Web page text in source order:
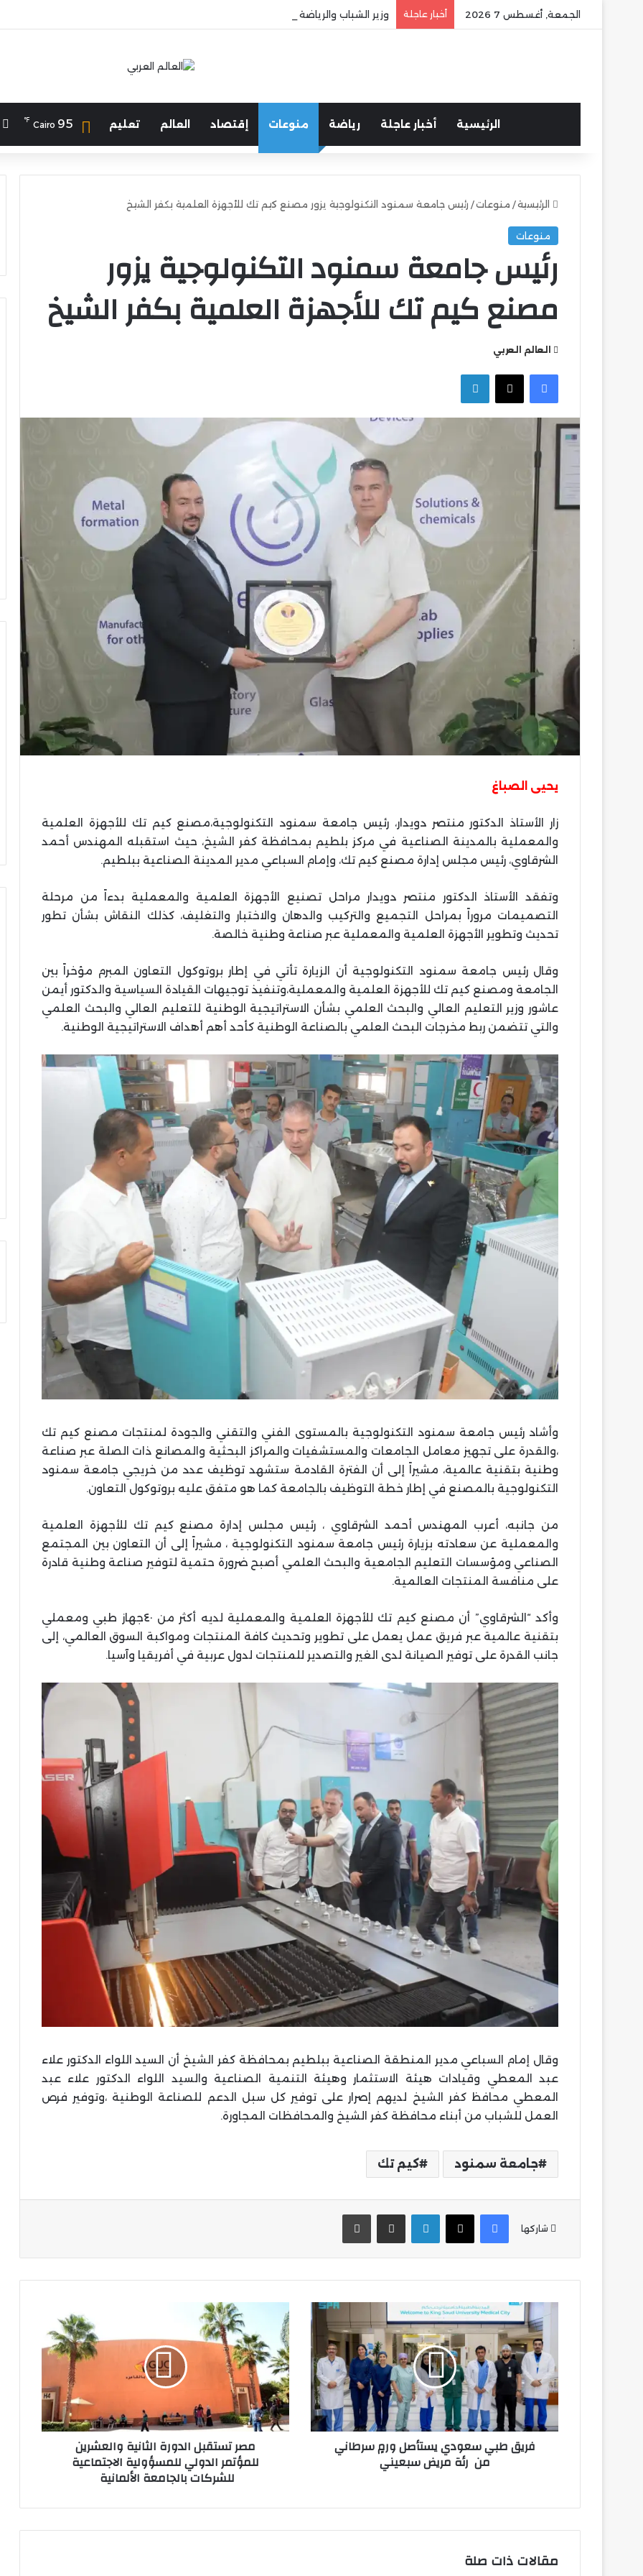
الجمعة, أغسطس 7 2026 أخبار عاجلة وزير الشباب والرياضة يهنئ منتخب مصر للشطرنج
الرئيسية أخبار عاجلة رياضة منوعات إقتصاد العالم تعليم Cairo 95
℉
الرئيسية/ منوعات/ رئيس جامعة سمنود التكنولوجية يزور مصنع كيم تك للأجهزة العلمية بكفر الشيخ
منوعات
رئيس جامعة سمنود التكنولوجية يزور
مصنع كيم تك للأجهزة العلمية بكفر الشيخ
العالم العربي
فيسبوك
‫X لينكدإن
يحيى الصباغ
زار الأستاذ الدكتور منتصر دويدار، رئيس جامعة سمنود التكنولوجية،مصنع كيم تك للأجهزة العلمية
والمعملية بالمدينة الصناعية في مركز بلطيم بمحافظة كفر الشيخ، حيث استقبله المهندس أحمد
الشرقاوي، رئيس مجلس إدارة مصنع كيم تك، وإمام السباعي مدير المدينة الصناعية ببلطيم.
وتفقد الأستاذ الدكتور منتصر دويدار مراحل تصنيع الأجهزة العلمية والمعملية بدءاً من مرحلة
التصميمات مروراً بمراحل التجميع والتركيب والدهان والاختبار والتغليف، كذلك النقاش بشأن تطور
تحديث وتطوير الأجهزة العلمية والمعملية عبر صناعة وطنية خالصة.
وقال رئيس جامعة سمنود التكنولوجية أن الزيارة تأتي في إطار بروتوكول التعاون المبرم مؤخراً بين
الجامعة ومصنع كيم تك للأجهزة العلمية والمعملية،وتنفيذ توجيهات القيادة السياسية والدكتور أيمن
عاشور وزير التعليم العالي والبحث العلمي بشأن الاستراتيجية الوطنية للتعليم العالي والبحث العلمي
والتي تتضمن ربط مخرجات البحث العلمي بالصناعة الوطنية كأحد أهم أهداف الاستراتيجية الوطنية.
وأشاد رئيس جامعة سمنود التكنولوجية بالمستوى الفني والتقني والجودة لمنتجات مصنع كيم تك
،والقدرة على تجهيز معامل الجامعات والمستشفيات والمراكز البحثية والمصانع ذات الصلة عبر صناعة
وطنية بتقنية عالمية، مشيراً إلى أن الفترة القادمة ستشهد توظيف عدد من خريجي جامعة سمنود
التكنولوجية بالمصنع في إطار خطة التوظيف بالجامعة كما هو متفق عليه بروتوكول التعاون.
من جانبه، أعرب المهندس أحمد الشرقاوي ، رئيس مجلس إدارة مصنع كيم تك للأجهزة العلمية
والمعملية عن سعادته بزيارة رئيس جامعة سمنود التكنولوجية ، مشيراً إلى أن التعاون بين المجتمع
الصناعي ومؤسسات التعليم الجامعية والبحث العلمي أصبح ضرورة حتمية لتوفير صناعة وطنية قادرة
على منافسة المنتجات العالمية.
وأكد “الشرقاوي” أن مصنع كيم تك للأجهزة العلمية والمعملية لديه أكثر من ٤٠جهاز طبي ومعملي
بتقنية عالمية عبر فريق عمل يعمل على تطوير وتحديث كافة المنتجات ومواكبة السوق العالمي، إلى
جانب القدرة على توفير الصيانة لدى الغير والتصدير للمنتجات لدول عربية في أفريقيا وآسيا.
وقال إمام السباعي مدير المنطقة الصناعية ببلطيم بمحافظة كفر الشيخ أن السيد اللواء الدكتور علاء
عبد المعطي وقيادات هيئة الاستثمار وهيئة التنمية الصناعية والسيد اللواء الدكتور علاء عبد
المعطي محافظ كفر الشيخ لديهم إصرار على توفير كل سبل الدعم للصناعة الوطنية ،وتوفير فرص
العمل للشباب من أبناء محافظة كفر الشيخ والمحافظات المجاورة.
جامعة سمنود كيم تك
شاركها
فيسبوك
‫X لينكدإن مشاركة عبر البريد طباعة
طبي
سعودي
يستأصل
ورمٍ
سرطاني
من
رئة
مريض
سبعينيفريق طبي سعودي يستأصل ورمٍ سرطاني
من رئة مريض سبعيني
مصر
تستقبل
الدورة
الثانية
والعشرين
للمؤتمر
الدولي
للمسؤولية
الاجتماعية
بالجامعة
مصر تستقبل الدورة الثانية والعشرين
للمؤتمر الدولي للمسؤولية الاجتماعية
للشركات بالجامعة الألمانية
مقالات ذات صلة
مواجهة
سبور التركي
للتنسيق
الإلكتروني
الإلكتروني